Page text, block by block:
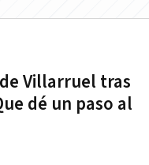
Villarruel tras
dé un paso al